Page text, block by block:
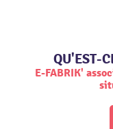
QU'EST-
E-FABRIK'